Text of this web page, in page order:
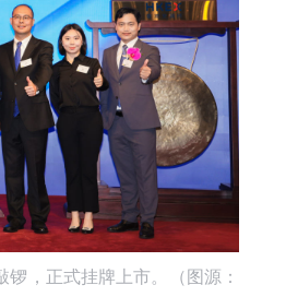
，正式挂牌上市。（图源：